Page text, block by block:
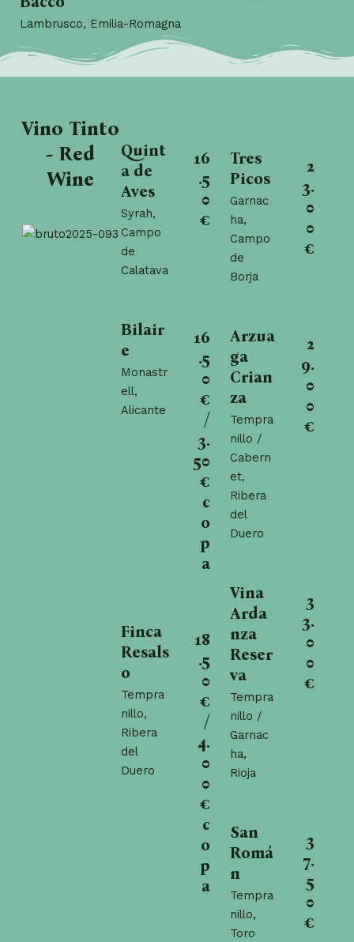
Lambrusco, Emilia-Romagna
Vino Tinto
- Red
Wine
Quint
a de
Aves
Syrah,
Campo
de
Calatava
16
.5
0
€
Bilair
e
Monastr
ell,
Alicante
16
.5
0
€
/
3.
50
€
c
o
p
a
Finca
Resals
o
Tempra
nillo,
Ribera
del
Duero
18
.5
0
€
/
4.
0
0
€
c
o
p
a
Tres
Picos
Garnac
ha,
Campo
de
Borja
2
3.
0
0
€
Arzua
ga
Crian
za
Tempra
nillo /
Cabern
et,
Ribera
del
Duero
2
9.
0
0
€
Vina
Arda
nza
Reser
va
Tempra
nillo /
Garnac
ha,
Rioja
3
3.
0
0
€
San
Romá
n
Tempra
nillo,
Toro
3
7.
5
0
€